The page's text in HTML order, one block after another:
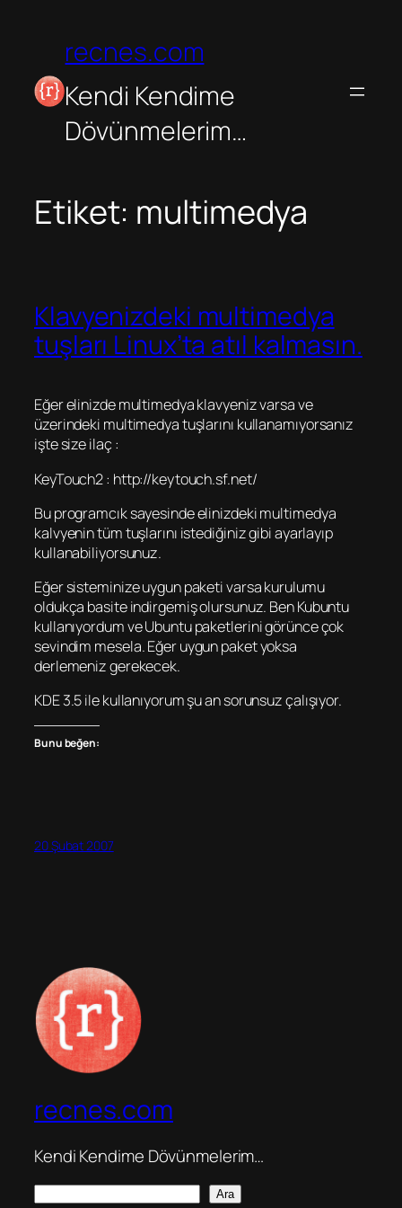
recnes.com
Kendi Kendime
Dövünmelerim…
Etiket: multimedya
Klavyenizdeki multimedya
tuşları Linux’ta atıl kalmasın.
Eğer elinizde multimedya klavyeniz varsa ve
üzerindeki multimedya tuşlarını kullanamıyorsanız
işte size ilaç :
KeyTouch2 : http://keytouch.sf.net/
Bu programcık sayesinde elinizdeki multimedya
kalvyenin tüm tuşlarını istediğiniz gibi ayarlayıp
kullanabiliyorsunuz.
Eğer sisteminize uygun paketi varsa kurulumu
oldukça basite indirgemiş olursunuz. Ben Kubuntu
kullanıyordum ve Ubuntu paketlerini görünce çok
sevindim mesela. Eğer uygun paket yoksa
derlemeniz gerekecek.
KDE 3.5 ile kullanıyorum şu an sorunsuz çalışıyor.
Bunu beğen:
20 Şubat 2007
recnes.com
Kendi Kendime Dövünmelerim…
Ara